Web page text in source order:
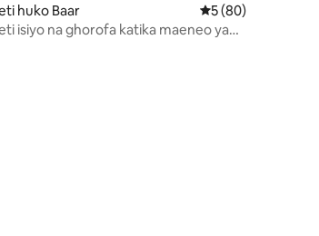
wa 4.93 kati ya 5, tathmini 14
huko Baar Ukadiriaji wa
5 (80)
isiyo na ghorofa katika maeneo ya